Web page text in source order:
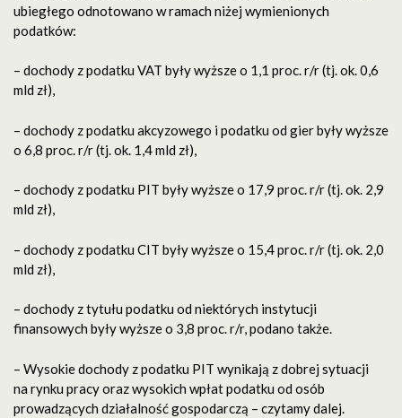
ubiegłego odnotowano w ramach niżej wymienionych
podatków:
– dochody z podatku VAT były wyższe o 1,1 proc. r/r (tj. ok. 0,6
mld zł),
– dochody z podatku akcyzowego i podatku od gier były wyższe
o 6,8 proc. r/r (tj. ok. 1,4 mld zł),
– dochody z podatku PIT były wyższe o 17,9 proc. r/r (tj. ok. 2,9
mld zł),
– dochody z podatku CIT były wyższe o 15,4 proc. r/r (tj. ok. 2,0
mld zł),
– dochody z tytułu podatku od niektórych instytucji
finansowych były wyższe o 3,8 proc. r/r, podano także.
– Wysokie dochody z podatku PIT wynikają z dobrej sytuacji
na rynku pracy oraz wysokich wpłat podatku od osób
prowadzących działalność gospodarczą – czytamy dalej.